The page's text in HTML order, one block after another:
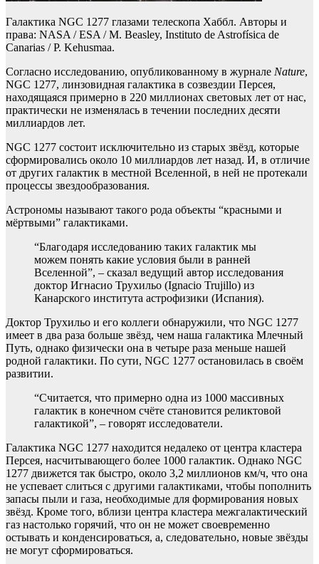
Галактика NGC 1277 глазами телескопа Хаббл. Авторы и
права: NASA / ESA / M. Beasley, Instituto de Astrofísica de
Canarias / P. Kehusmaa.
Согласно исследованию, опубликованному в журнале Nature,
NGC 1277, линзовидная галактика в созвездии Персея,
находящаяся примерно в 220 миллионах световых лет от нас,
практически не изменялась в течении последних десяти
миллиардов лет.
NGC 1277 состоит исключительно из старых звёзд, которые
сформировались около 10 миллиардов лет назад. И, в отличие
от других галактик в местной Вселенной, в ней не протекали
процессы звездообразования.
Астрономы называют такого рода объекты “красными и
мёртвыми” галактиками.
“Благодаря исследованию таких галактик мы
можем понять какие условия были в ранней
Вселенной”, – сказал ведущий автор исследования
доктор Игнасио Трухильо (Ignacio Trujillo) из
Канарского института астрофизики (Испания).
Доктор Трухильо и его коллеги обнаружили, что NGC 1277
имеет в два раза больше звёзд, чем наша галактика Млечный
Путь, однако физически она в четыре раза меньше нашей
родной галактики. По сути, NGC 1277 остановилась в своём
развитии.
“Считается, что примерно одна из 1000 массивных
галактик в конечном счёте становится реликтовой
галактикой”, – говорят исследователи.
Галактика NGC 1277 находится недалеко от центра кластера
Персея, насчитывающего более 1000 галактик. Однако NGC
1277 движется так быстро, около 3,2 миллионов км/ч, что она
не успевает слиться с другими галактиками, чтобы пополнить
запасы пыли и газа, необходимые для формирования новых
звёзд. Кроме того, вблизи центра кластера межгалактический
газ настолько горячий, что он не может своевременно
остывать и конденсироваться, а, следовательно, новые звёзды
не могут сформироваться.